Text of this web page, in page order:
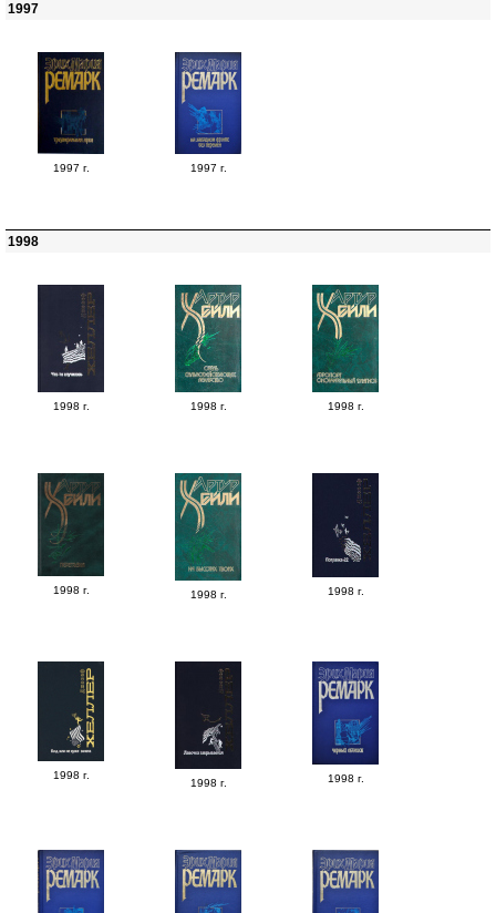
1997
1997 г. 1997 г.
1998
1998 г. 1998 г. 1998 г.
1998 г. 1998 г. 1998 г.
1998 г.
1998 г. 1998 г.